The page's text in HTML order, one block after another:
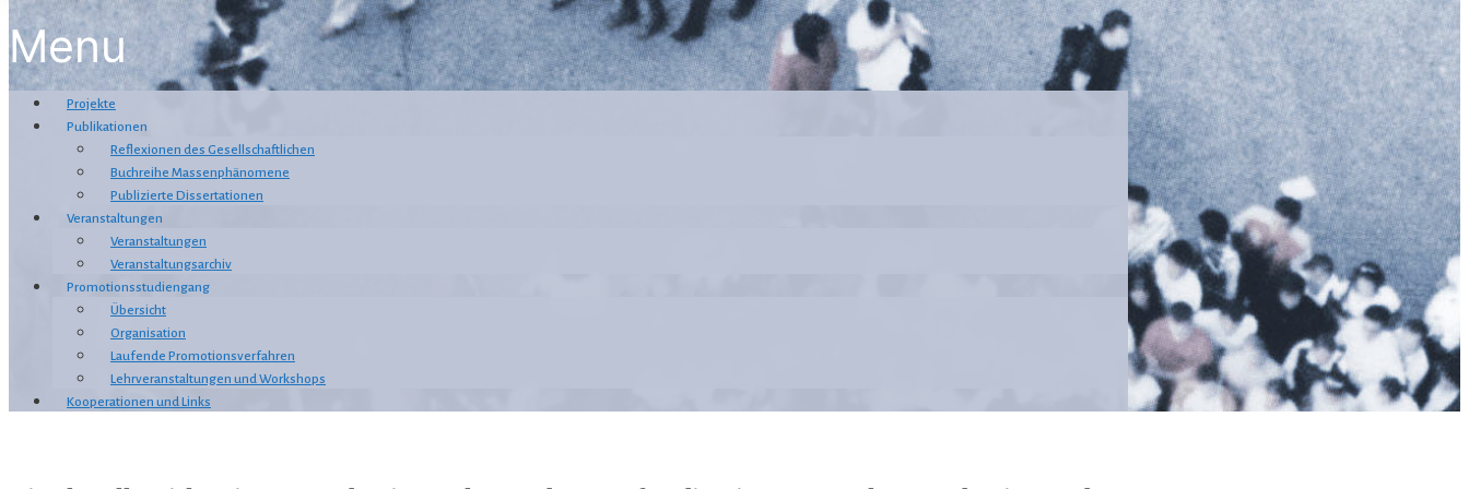
Menu
Projekte
Publikationen
Reflexionen des Gesellschaftlichen
Buchreihe Massenphänomene
Publizierte Dissertationen
Veranstaltungen
Veranstaltungen
Veranstaltungsarchiv
Promotionsstudiengang
Übersicht
Organisation
Laufende Promotionsverfahren
Lehrveranstaltungen und Workshops
Kooperationen und Links